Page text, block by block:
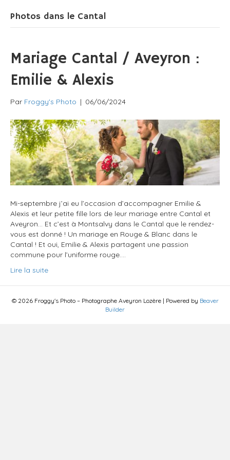
Photos dans le Cantal
Mariage Cantal / Aveyron :
Emilie & Alexis
Par Froggy's Photo | 06/06/2024
Mi-septembre j’ai eu l’occasion d’accompagner Emilie &
Alexis et leur petite fille lors de leur mariage entre Cantal et
Aveyron… Et c’est à Montsalvy dans le Cantal que le rendez-
vous est donné ! Un mariage en Rouge & Blanc dans le
Cantal ! Et oui, Emilie & Alexis partagent une passion
commune pour l’uniforme rouge.…
Lire la suite
© 2026 Froggy's Photo – Photographe Aveyron Lozère | Powered by Beaver
Builder